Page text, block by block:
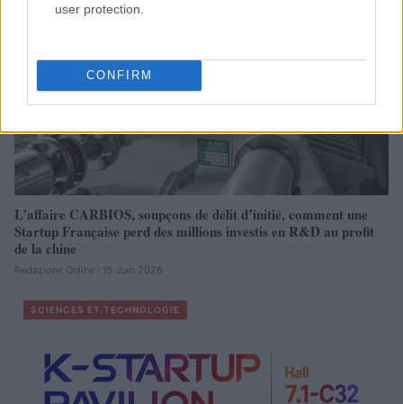
user protection.
CONFIRM
L’affaire CARBIOS, soupçons de délit d’initié, comment une
Startup Française perd des millions investis en R&D au profit
de la chine
Redazione Online · 15 Juin 2026
SCIENCES ET TECHNOLOGIE